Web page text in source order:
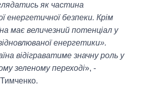
як частина
енергетичної безпеки. Крім
має величезний потенціал у
енергетики».
відіграватиме значну роль у
зеленому переході», -